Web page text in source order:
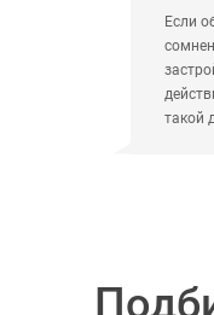
Если
такой